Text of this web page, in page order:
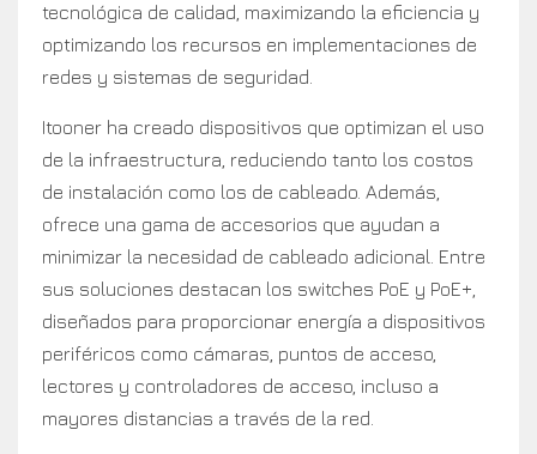
tecnológica de calidad, maximizando la eficiencia y
optimizando los recursos en implementaciones de
redes y sistemas de seguridad.
Itooner ha creado dispositivos que optimizan el uso
de la infraestructura, reduciendo tanto los costos
de instalación como los de cableado. Además,
ofrece una gama de accesorios que ayudan a
minimizar la necesidad de cableado adicional. Entre
sus soluciones destacan los switches PoE y PoE+,
diseñados para proporcionar energía a dispositivos
periféricos como cámaras, puntos de acceso,
lectores y controladores de acceso, incluso a
mayores distancias a través de la red.